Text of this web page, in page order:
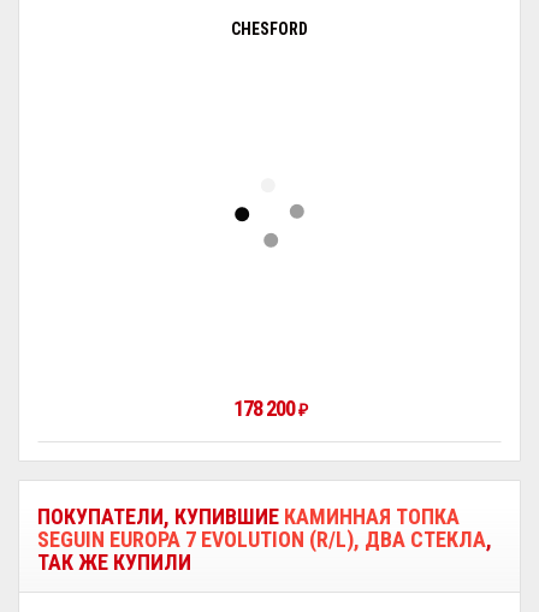
CHESFORD
178 200₽
ПОКУПАТЕЛИ, КУПИВШИЕ КАМИННАЯ ТОПКА
SEGUIN EUROPA 7 EVOLUTION (R/L), ДВА СТЕКЛА,
ТАК ЖЕ КУПИЛИ